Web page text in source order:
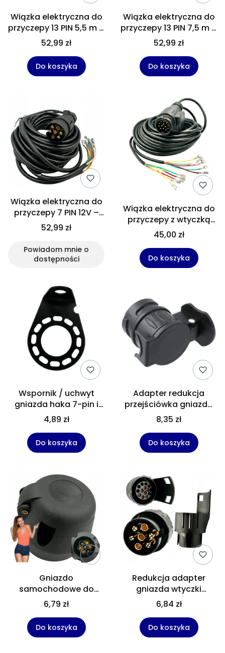
Wiązka elektryczna do
przyczepy 13 PIN 5,5 m –
przewód instalacja do
przyczepki i lawety do
zarobienia
52,99 zł
Do koszyka
Wiązka elektryczna do
przyczepy 13 PIN 7,5 m –
przewód instalacja do
przyczepki, lawety i
naczepy do zarobienia
52,99 zł
Do koszyka
Wiązka elektryczna do
przyczepy 7 PIN 12V –
kabel 2×9 m z wtyczką
7-pin | instalacja
oświetlenia przyczepki
52,99 zł
Powiadom mnie o
dostępności
Wiązka elektryczna do
przyczepy z wtyczką
13-pin, długość 5 m
45,00 zł
Do koszyka
Wspornik / uchwyt
gniazda haka 7-pin i
13-pin – blaszka
montażowa
4,89 zł
Do koszyka
Adapter redukcja
przejściówka gniazda
hak haka z 13 na 7 pin
do przyczepki
8,35 zł
Do koszyka
Gniazdo
samochodowe do
haka przyczepki
przyczepy 7 polowe 12V
plastikowe
6,79 zł
Do koszyka
Redukcja adapter
gniazda wtyczki
przyczepki przyczepy
7/13 bolców pin
6,84 zł
Do koszyka